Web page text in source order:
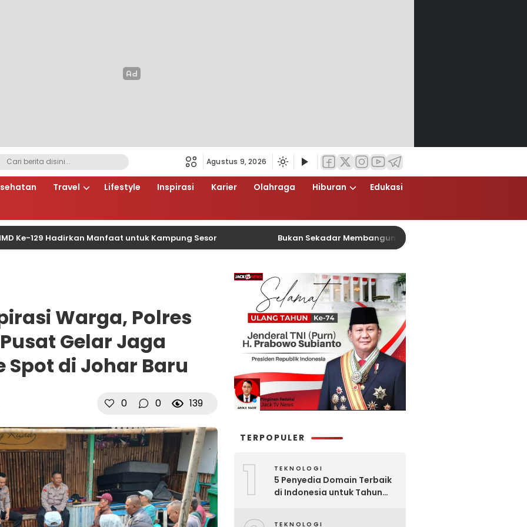
Agustus 9, 2026
Travel Lifestyle Inspirasi Karier Olahraga Hiburan
Edukasi
Hadirkan Manfaat untuk Kampung Sesor Bukan Sekadar Membangun, TMMD Ke-129 Eratkan Keakraban
Warga, Polres
Gelar Jaga
Spot di Johar Baru
0 0 139
TERPOPULER
1 TEKNOLOGI
5 Penyedia Domain Terbaik
di Indonesia untuk Tahun
TEKNOLOGI